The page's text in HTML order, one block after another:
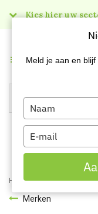
Kies hier uw
Menu
Home Merken Portwest
Merken
Meld je aan en
Type
your
name
Type
your
email